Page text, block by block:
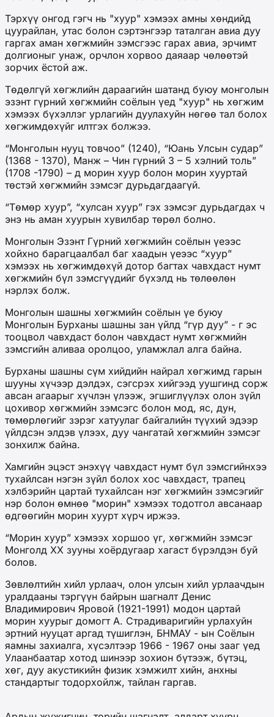
Тэрхүү онгод гэгч нь "хуур" хэмээх амны хөндийд
цуурайлан, утас болон сэртэнгээр таталган авиа дуу
гаргах аман хөгжмийн зэмсгээс гарах авиа, эрчимт
долгионыг унаж, орчлон хорвоо даяаар чөлөөтэй
зорчих ёстой аж.
Төдөлгүй хөгжлийн дараагийн шатанд буюу монголын
эзэнт гүрний хөгжмийн соёлын үед "хуур" нь хөгжим
хэмээх бүхэллэг урлагийн дуулахуйн нөгөө тал болох
хөгжимдөхүйг илтгэх болжээ.
“Монголын нууц товчоо” (1240), “Юань Улсын судар”
(1368 - 1370), Манж – Чин гүрний 3 – 5 хэлний толь”
(1708 -1790) – д морин хуур болон морин хууртай
төстэй хөгжмийн зэмсэг дурьдагдаагүй.
“Төмөр хуур”, “хулсан хуур” гэх зэмсэг дурьдагдах ч
энэ нь аман хуурын хувилбар төрөл болно.
Монголын Эзэнт Гүрний хөгжмийн соёлын үеээс
хойхно барагцаалбал баг хаадын үеээс “хуур”
хэмээх нь хөгжимдөхүй дотор багтах чавхдаст нумт
хөгжмийн бүл зэмсгүүдийг бүхэлд нь төлөөлөн
нэрлэх болж.
Монголын шашны хөгжмийн соёлын үе буюу
Монголын Бурханы шашны зан үйлд “гүр дуу” - г эс
тооцвол чавхдаст болон чавхдаст нумт хөгжмийн
зэмсгийн аливаа оролцоо, уламжлал алга байна.
Бурханы шашны сүм хийдийн найрал хөгжимд гарын
шууны хүчээр дэлдэх, сэгсрэх хийгээд уушгинд сорж
авсан агаарыг хүчлэн үлээж, эгшиглүүлэх олон зүйл
цохивор хөгжмийн зэмсэгс болон мод, яс, дун,
төмөрлөгийг зэрэг хатуулаг байгалийн түүхий эдээр
үйлдсэн элдэв үлээх, дуу чангатай хөгжмийн зэмсэг
зонхилж байна.
Хамгийн эцэст энэхүү чавхдаст нумт бүл зэмсгийнхээ
тухайлсан нэгэн зүйл болох хос чавхдаст, трапец
хэлбэрийн цартай тухайлсан нэг хөгжмийн зэмсэгийг
нэр болон өмнөө "морин" хэмээх тодотгол авсанаар
өдгөөгийн морин хуурт хүрч иржээ.
“Морин хуур” хэмээх хоршоо үг, хөгжмийн зэмсэг
Монголд XX зууны хоёрдугаар хагаст бүрэлдэн буй
болов.
Зөвлөлтийн хийл урлаач, олон улсын хийл урлаачдын
уралдааны тэргүүн байрын шагналт Денис
Владимирович Яровой (1921-1991) модон цартай
морин хуурыг домогт А. Страдиваригийн урлахуйн
эртний нууцат аргад түшиглэн, БНМАУ - ын Соёлын
яамны захиалга, хүсэлтээр 1966 - 1967 оны зааг үед
Улаанбаатар хотод шинээр зохион бүтээж, бүтэц,
хөг, дуу акустикийн физик хэмжилт хийн, анхны
стандартыг тодорхойлж, тайлан гаргав.